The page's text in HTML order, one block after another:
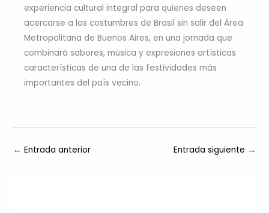
experiencia cultural integral para quienes deseen
acercarse a las costumbres de Brasil sin salir del Área
Metropolitana de Buenos Aires, en una jornada que
combinará sabores, música y expresiones artísticas
características de una de las festividades más
importantes del país vecino.
← Entrada anterior Entrada siguiente →